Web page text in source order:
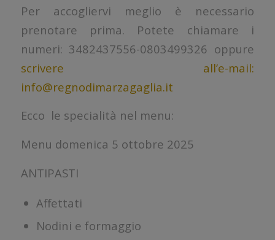
Per accogliervi meglio è necessario
prenotare prima. Potete chiamare i
numeri: 3482437556-0803499326 oppure
scrivere all’e-mail:
info@regnodimarzagaglia.it
Ecco le specialità nel menu:
Menu domenica 5 ottobre 2025
ANTIPASTI
Affettati
Nodini e formaggio